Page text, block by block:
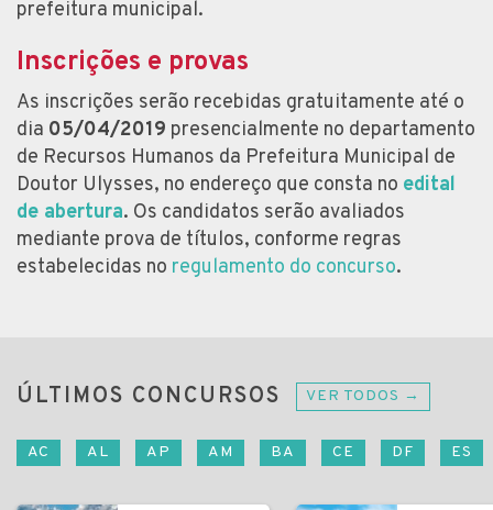
prefeitura municipal.
Inscrições e provas
As inscrições serão recebidas gratuitamente até o
dia 05/04/2019 presencialmente no departamento
de Recursos Humanos da Prefeitura Municipal de
Doutor Ulysses, no endereço que consta no edital
de abertura. Os candidatos serão avaliados
mediante prova de títulos, conforme regras
estabelecidas no regulamento do concurso.
ÚLTIMOS CONCURSOS VER TODOS →
AC AL AP AM BA CE DF ES